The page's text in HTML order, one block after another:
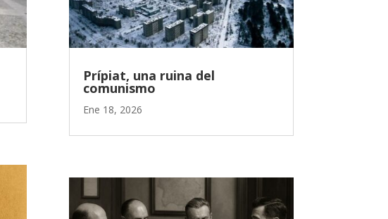
Prípiat, una ruina del
comunismo
Ene 18, 2026